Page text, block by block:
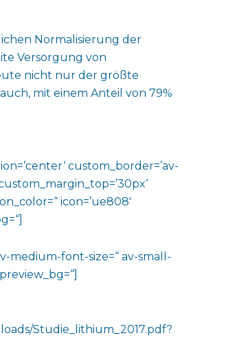
Normalisierung der
Versorgung von
nicht nur der größte
mit einem Anteil von 79%
custom_border=’av-
icon=’ue808′
medium-font-size=“ av-small-
Studie_lithium_2017.pdf?